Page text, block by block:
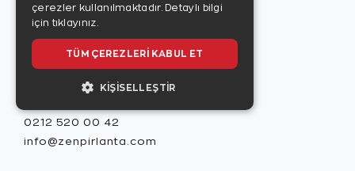
Son sayıyı
0212 520 00 42
info@zenpirlanta.com
çerezler kullanılmaktadır. Detaylı bilgi
için tıklayınız.
TÜM ÇEREZLERI KABUL ET
KIŞISELLEŞTIR